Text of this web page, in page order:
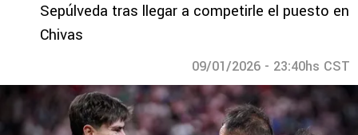
Sepúlveda tras llegar a competirle el puesto en
Chivas
09/01/2026 - 23:40hs CST